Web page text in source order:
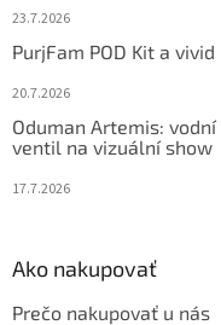
23.7.2026
PurjFam POD Kit a
20.7.2026
Oduman Artemis:
ventil na vizuální show
17.7.2026
Ako nakupovať
Prečo nakupovať u nás